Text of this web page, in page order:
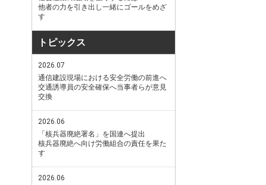
他者の力を引き出し一緒にゴールをめざ
す
トピックス
2026.07
通信建設現場における安全労働の前進へ
交通誘導員の安全確保へ当事者らが意見
交換
2026.06
「核兵器廃絶署名」を国連へ提出
核兵器廃絶へ向け労働組合の責任を果た
す
2026.06